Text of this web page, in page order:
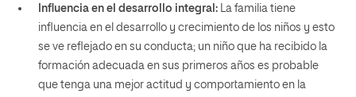
Influencia en el desarrollo integral:La familia tiene
influencia en el desarrollo y crecimiento de los niños y esto
se ve reflejado en su conducta; un niño que ha recibido la
formación adecuada en sus primeros años es probable
que tenga una mejor actitud y comportamiento en la